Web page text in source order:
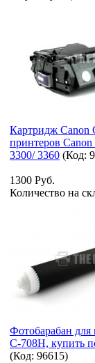
Картридж Canon
принтеров
3300/ 3360 (Код:
1300 Руб.
Количество на
Фотобарабан для
C-708H, купить
(Код: 96615)